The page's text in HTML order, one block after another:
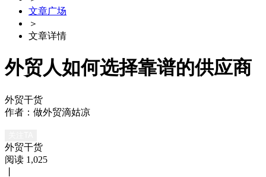
文章广场
＞
文章详情
外贸人如何选择靠谱的供应商
外贸干货
作者：做外贸滴姑凉
外贸干货
阅读 1,025